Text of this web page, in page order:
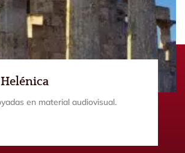
en material audiovisual.